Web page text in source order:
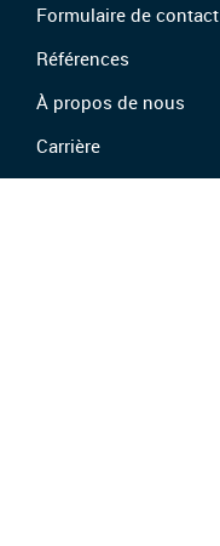
Formulaire de contact
Références
À propos de nous
Carrière